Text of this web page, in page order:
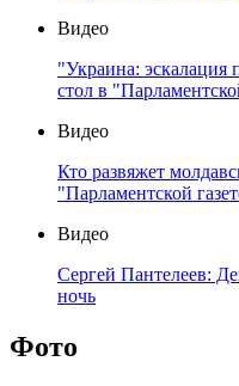
Видео
"Украина: эскалация
стол в
Видео
Кто развяжет
"Парламентской
Видео
Сергей Пантелеев:
ночь
Фото